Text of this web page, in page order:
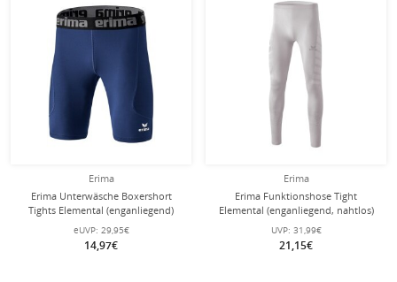
Erima
Erima Unterwäsche Boxershort
Tights Elemental (enganliegend)
navyblau Kinder
eUVP: 29,95€
14,97€
Erima
Erima Funktionshose Tight
Elemental (enganliegend, nahtlos)
Lang weiss Kinder
UVP: 31,99€
21,15€